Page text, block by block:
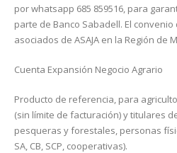
por whatsapp 685 859516, para
parte de Banco Sabadell. El
asociados de ASAJA en la Región de
Cuenta Expansión Negocio Agrario
Producto de referencia, para
(sin límite de facturación) y titulares
pesqueras y forestales, personas
SA, CB, SCP, cooperativas).